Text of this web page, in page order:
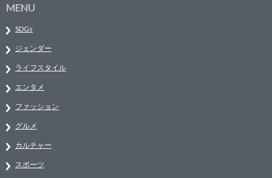
MENU
SDGs
ジェンダー
ライフスタイル
エンタメ
ファッション
グルメ
カルチャー
スポーツ